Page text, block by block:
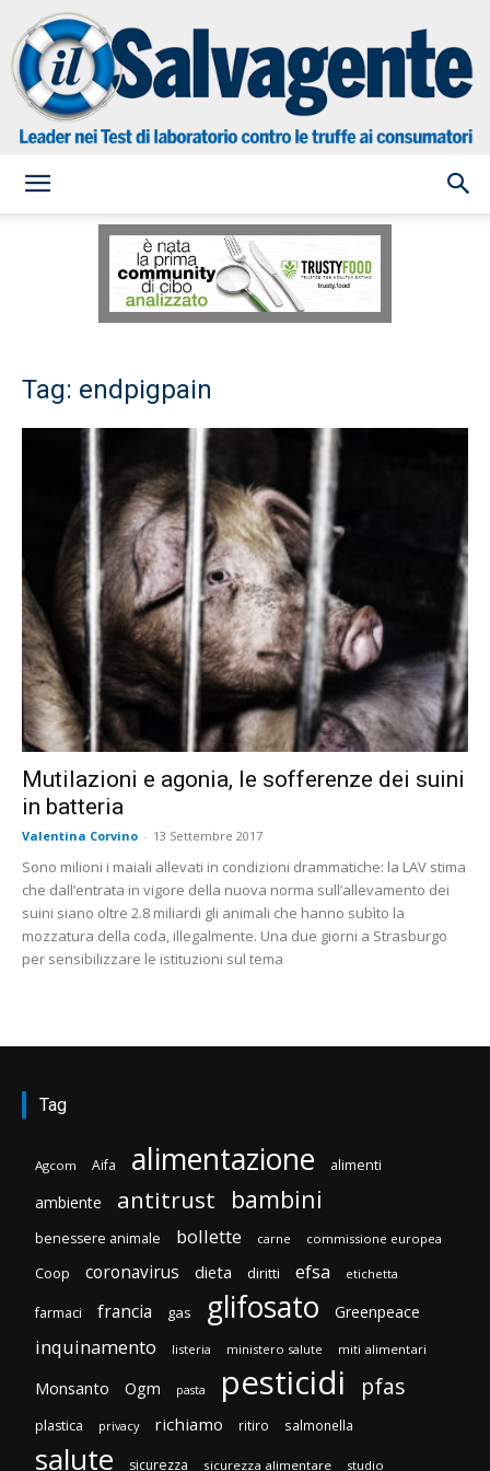
Salvagente
Tag: endpigpain
Mutilazioni e agonia, le sofferenze dei suini
in batteria
Valentina Corvino - 13 Settembre 2017
Sono milioni i maiali allevati in condizioni drammatiche: la LAV stima
che dall’entrata in vigore della nuova norma sull’allevamento dei
suini siano oltre 2.8 miliardi gli animali che hanno subìto la
mozzatura della coda, illegalmente. Una due giorni a Strasburgo
per sensibilizzare le istituzioni sul tema
Tag
Agcom Aifa alimentazione alimenti
ambiente antitrust bambini
benessere animale bollette carne commissione europea
Coop coronavirus dieta diritti efsa etichetta
farmaci francia gas glifosato Greenpeace
inquinamento listeria ministero salute miti alimentari
Monsanto Ogm pasta pesticidi pfas
plastica privacy richiamo ritiro salmonella
salute sicurezza sicurezza alimentare studio